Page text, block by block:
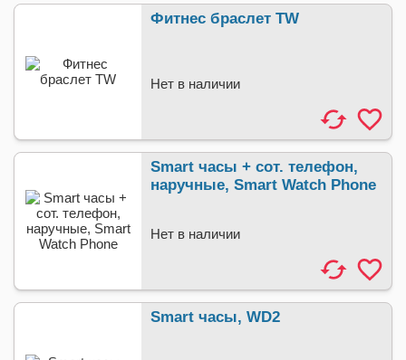
Фитнес браслет TW
Нет в наличии
Smart часы + сот. телефон,
наручные, Smart Watch Phone
Нет в наличии
Smart часы, WD2